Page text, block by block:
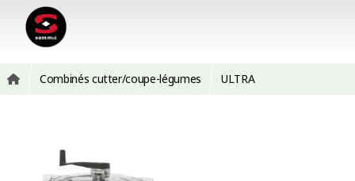
Combinés cutter/coupe-légumes ULTRA